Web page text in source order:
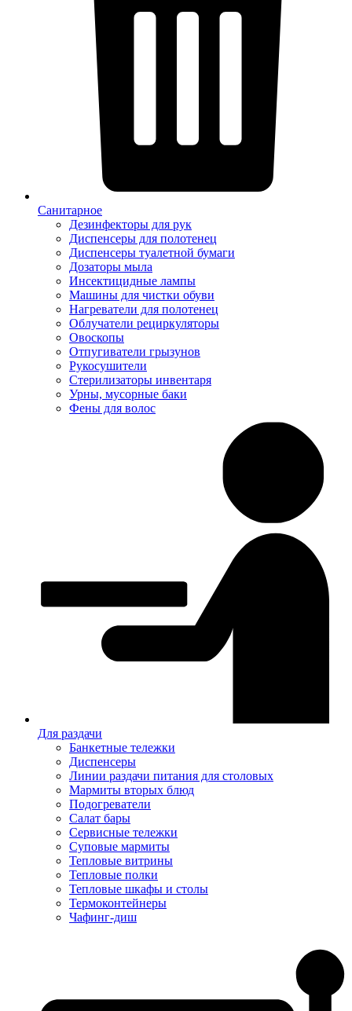
Санитарное
Дезинфекторы для рук
Диспенсеры для полотенец
Диспенсеры туалетной бумаги
Дозаторы мыла
Инсектицидные лампы
Машины для чистки обуви
Нагреватели для полотенец
Облучатели рециркуляторы
Овоскопы
Отпугиватели грызунов
Рукосушители
Стерилизаторы инвентаря
Урны, мусорные баки
Фены для волос
Для раздачи
Банкетные тележки
Диспенсеры
Линии раздачи питания для столовых
Мармиты вторых блюд
Подогреватели
Салат бары
Сервисные тележки
Суповые мармиты
Тепловые витрины
Тепловые полки
Тепловые шкафы и столы
Термоконтейнеры
Чафинг-диш